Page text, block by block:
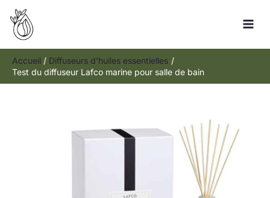
Aller
contenu
Accueil
Diffuseurs d'huiles essentielles
Test du diffuseur Lafco marine pour salle de bain
R
e
h
e